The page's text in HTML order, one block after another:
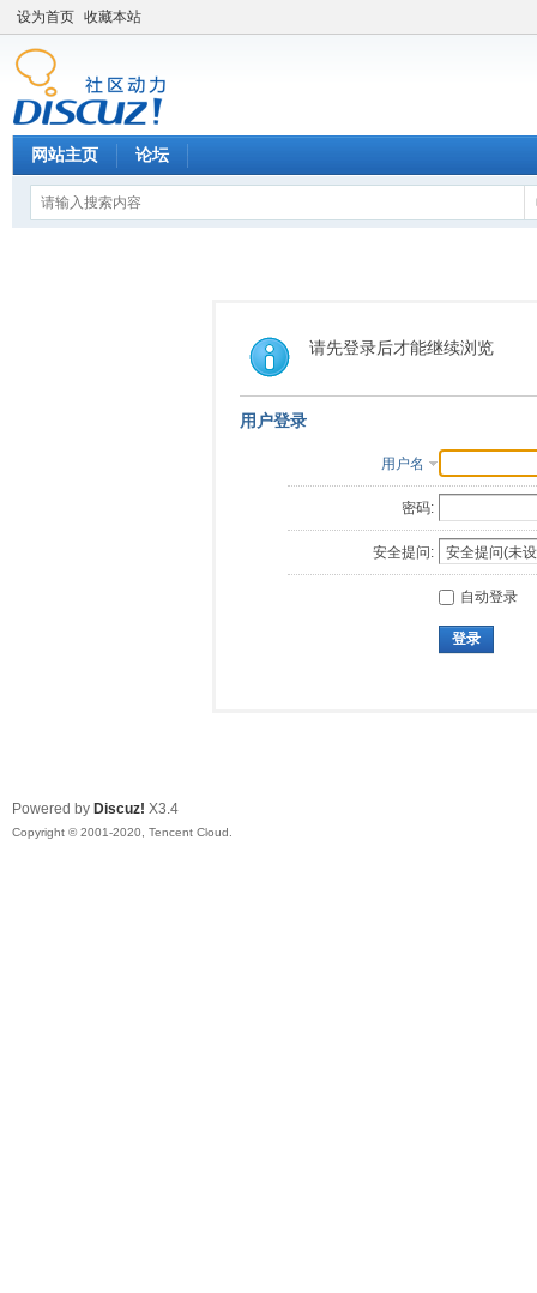
设为首页 收藏本站
网站主页 论坛
请先登录后才能继续浏览
用户登录
用户名
密码:
安全提问:
自动登录
登录
Powered by Discuz! X3.4
Copyright © 2001-2020, Tencent Cloud.